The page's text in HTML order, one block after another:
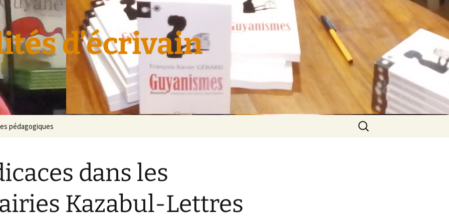
d’écrivain
pédagogiques
Rechercher :
dans les
Kazabul-Lettres